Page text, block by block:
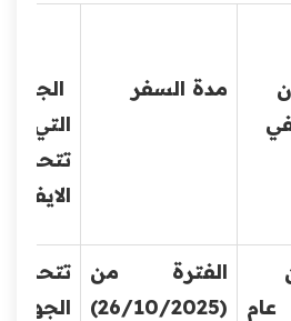
مدة السفر
الجهة
التي
تتحمل
الايفاد
عام
الفترة من
(26/10/2025)
تتحمل
الجهة